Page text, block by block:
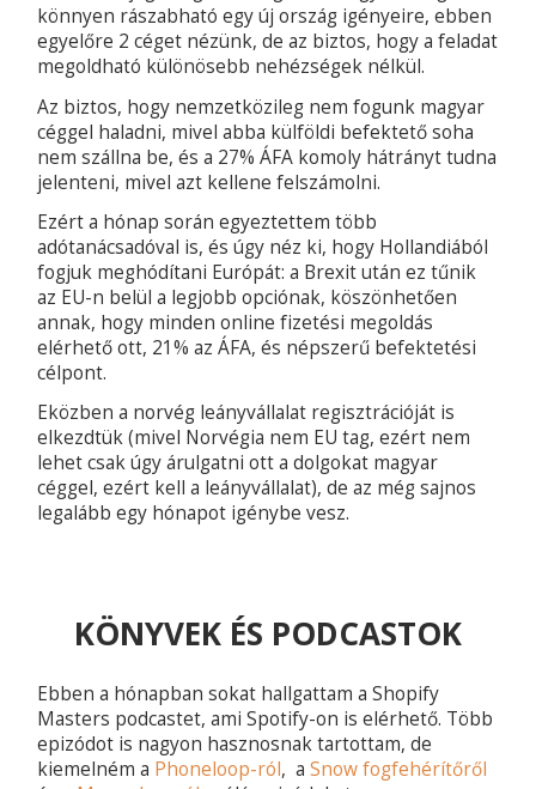
könnyen rászabható egy új ország igényeire, ebben
egyelőre 2 céget nézünk, de az biztos, hogy a feladat
megoldható különösebb nehézségek nélkül.
Az biztos, hogy nemzetközileg nem fogunk magyar
céggel haladni, mivel abba külföldi befektető soha
nem szállna be, és a 27% ÁFA komoly hátrányt tudna
jelenteni, mivel azt kellene felszámolni.
Ezért a hónap során egyeztettem több
adótanácsadóval is, és úgy néz ki, hogy Hollandiából
fogjuk meghódítani Európát: a Brexit után ez tűnik
az EU-n belül a legjobb opciónak, köszönhetően
annak, hogy minden online fizetési megoldás
elérhető ott, 21% az ÁFA, és népszerű befektetési
célpont.
Eközben a norvég leányvállalat regisztrációját is
elkezdtük (mivel Norvégia nem EU tag, ezért nem
lehet csak úgy árulgatni ott a dolgokat magyar
céggel, ezért kell a leányvállalat), de az még sajnos
legalább egy hónapot igénybe vesz.
KÖNYVEK ÉS PODCASTOK
Ebben a hónapban sokat hallgattam a Shopify
Masters podcastet, ami Spotify-on is elérhető. Több
epizódot is nagyon hasznosnak tartottam, de
kiemelném a Phoneloop-ról, aSnow fogfehérítőről